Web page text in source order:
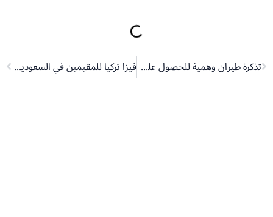
تذكرة طيران وهمية للحصول على التأشيرة فيزا تركيا للمقيمين في السعودية: مفتاحك للسياحة والعلاج والتعليم والاستثمار